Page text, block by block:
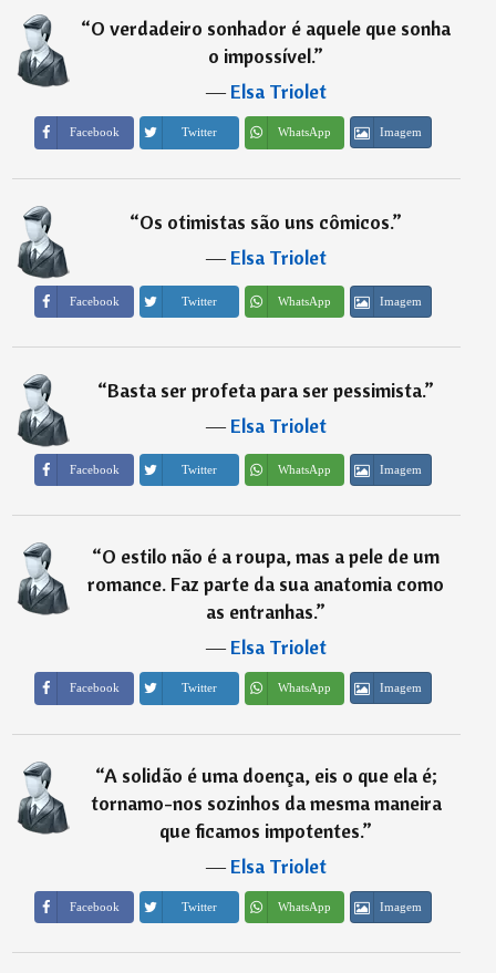
“O verdadeiro sonhador é aquele que sonha
o impossível.”
―Elsa Triolet
Facebook Twitter WhatsApp Imagem
“Os otimistas são uns cômicos.”
―Elsa Triolet
Facebook Twitter WhatsApp Imagem
“Basta ser profeta para ser pessimista.”
―Elsa Triolet
Facebook Twitter WhatsApp Imagem
“O estilo não é a roupa, mas a pele de um
romance. Faz parte da sua anatomia como
as entranhas.”
―Elsa Triolet
Facebook Twitter WhatsApp Imagem
“A solidão é uma doença, eis o que ela é;
tornamo-nos sozinhos da mesma maneira
que ficamos impotentes.”
―Elsa Triolet
Facebook Twitter WhatsApp Imagem